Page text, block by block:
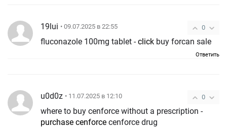
0
19lui • 09.07.2025 в 22:55
fluconazole 100mg tablet -click buy forcan sale
Ответить
0
u0d0z • 11.07.2025 в 12:10
where to buy cenforce without a prescription -
purchase cenforce cenforce drug